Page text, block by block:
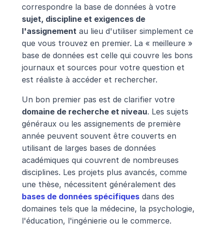
correspondre la base de données à votre
sujet, discipline et exigences de
l'assignement au lieu d'utiliser simplement ce
que vous trouvez en premier. La « meilleure »
base de données est celle qui couvre les bons
journaux et sources pour votre question et
est réaliste à accéder et rechercher.
Un bon premier pas est de clarifier votre
domaine de recherche et niveau. Les sujets
généraux ou les assignements de première
année peuvent souvent être couverts en
utilisant de larges bases de données
académiques qui couvrent de nombreuses
disciplines. Les projets plus avancés, comme
bases de données spécifiques dans des
domaines tels que la médecine, la psychologie,
l'éducation, l'ingénierie ou le commerce.